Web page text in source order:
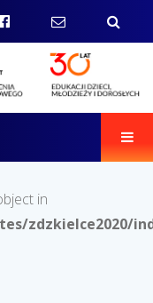
in
zdzkielce2020/